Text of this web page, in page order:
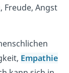
Freude, Angst
Empathie